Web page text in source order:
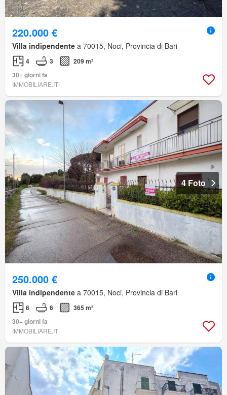
220.000 €
Villa indipendente a 70015, Noci, Provincia di Bari
4 3
209 m²
30+ giorni fa
IMMOBILIARE.IT
4 Foto
250.000 €
Villa indipendente a 70015, Noci, Provincia di Bari
6 6
365 m²
30+ giorni fa
IMMOBILIARE.IT